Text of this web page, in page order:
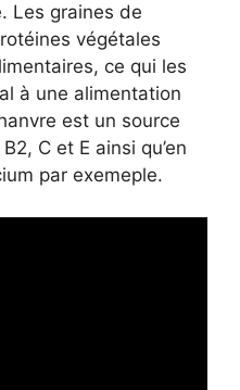
Les graines de
végétales
ce qui les
à une alimentation
est un source
C et E ainsi qu’en
par exemeple.